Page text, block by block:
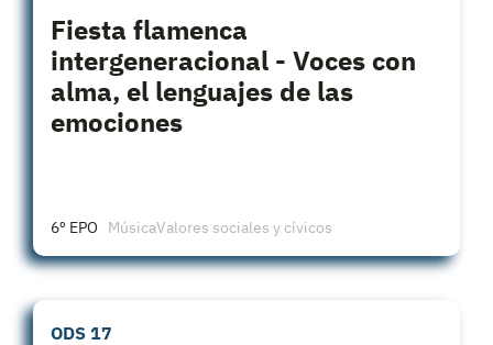
Fiesta flamenca
intergeneracional - Voces con
alma, el lenguajes de las
emociones
6º EPO MúsicaValores sociales y cívicos
ODS 17